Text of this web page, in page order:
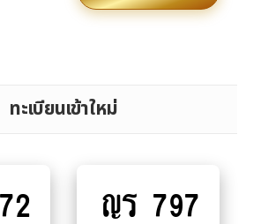
ทะเบียนเข้าใหม่
to
ญร 797